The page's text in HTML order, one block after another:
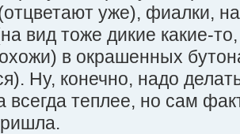
уже), фиалки,
вид тоже дикие какие-
в окрашенных
Ну, конечно, надо
всегда теплее, но сам